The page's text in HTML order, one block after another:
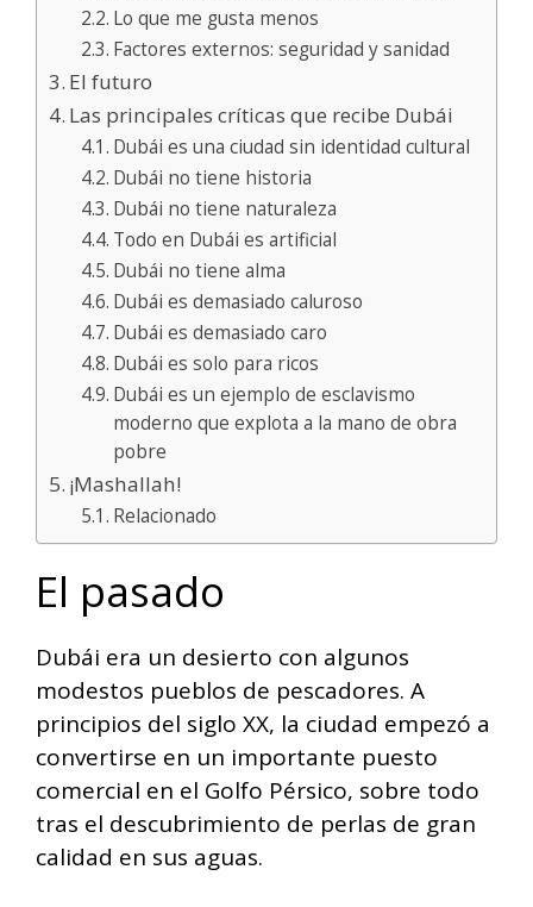
Lo que me gusta menos
Factores externos: seguridad y sanidad
El futuro
Las principales críticas que recibe Dubái
Dubái es una ciudad sin identidad cultural
Dubái no tiene historia
Dubái no tiene naturaleza
Todo en Dubái es artificial
Dubái no tiene alma
Dubái es demasiado caluroso
Dubái es demasiado caro
Dubái es solo para ricos
Dubái es un ejemplo de esclavismo
moderno que explota a la mano de obra
pobre
¡Mashallah!
Relacionado
El pasado
Dubái era un desierto con algunos
modestos pueblos de pescadores. A
principios del siglo XX, la ciudad empezó a
convertirse en un importante puesto
comercial en el Golfo Pérsico, sobre todo
tras el descubrimiento de perlas de gran
calidad en sus aguas.